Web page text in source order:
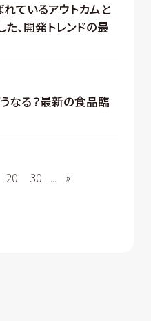
ているアウトカムと
、開発トレンドの最
なる？最新の食品臨
20 30 ... »